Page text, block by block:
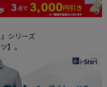
シリーズ
】。